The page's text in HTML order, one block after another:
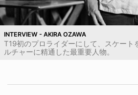
INTERVIEW - AKIRA OZAWA
T19初のプロライダーにして、スケート
ルチャーに精通した最重要人物。